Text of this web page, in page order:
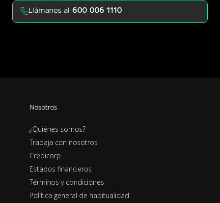
Llámanos al 600 006 1110
Nosotros
¿Quiénes somos?
Trabaja con nosotros
Credicorp
Estados financieros
Términos y condiciones
Política general de habitualidad